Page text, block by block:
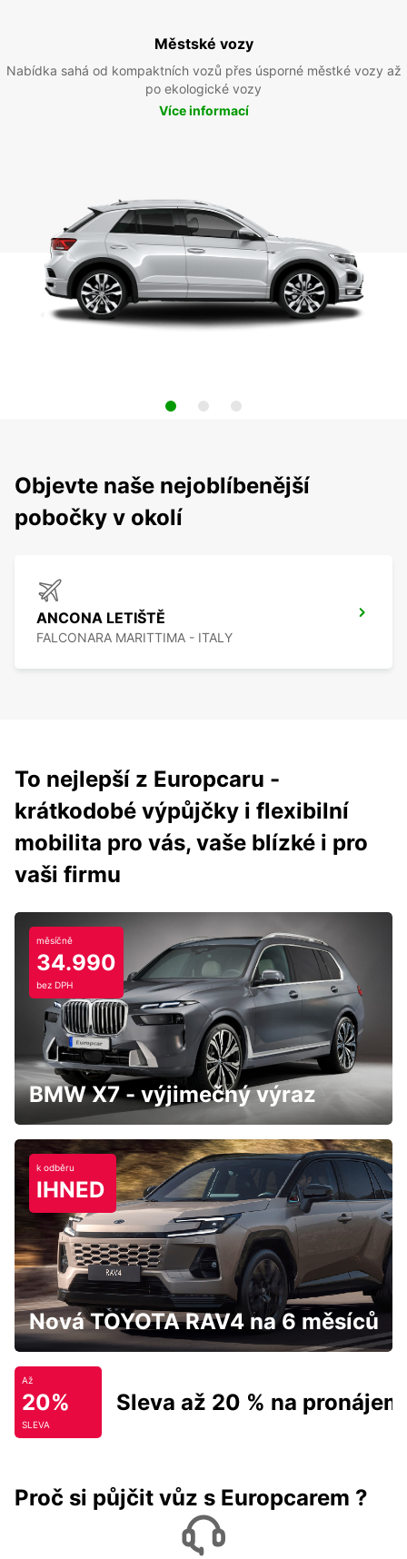
Městské vozy
Nabídka sahá od kompaktních vozů přes úsporné městké vozy až
po ekologické vozy
Více informací
Objevte naše nejoblíbenější
pobočky v okolí
ANCONA LETIŠTĚ
FALCONARA MARITTIMA - ITALY
To nejlepší z Europcaru -
krátkodobé výpůjčky i flexibilní
mobilita pro vás, vaše blízké i pro
vaši firmu
měsíčně
34.990
bez DPH
BMW X7 - výjimečný výraz
k odběru
IHNED
Nová TOYOTA RAV4 na 6 měsíců
Až
20%
SLEVA
Sleva až 20 % na pronájem
Proč si půjčit vůz s Europcarem ?